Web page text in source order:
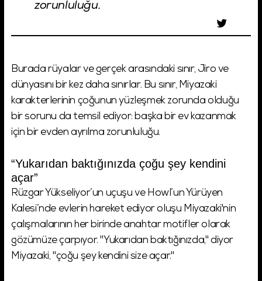
zorunluluğu.
Burada rüyalar ve gerçek arasındaki sınır, Jiro ve
dünyasını bir kez daha sınırlar. Bu sınır, Miyazaki
karakterlerinin çoğunun yüzleşmek zorunda olduğu
bir sorunu da temsil ediyor: başka bir ev kazanmak
için bir evden ayrılma zorunluluğu.
“Yukarıdan baktığınızda çoğu şey kendini
açar”
Rüzgar Yükseliyor’un uçuşu ve Howl’un Yürüyen
Kalesi’nde evlerin hareket ediyor oluşu Miyazaki'nin
çalışmalarının her birinde anahtar motifler olarak
gözümüze çarpıyor. "Yukarıdan baktığınızda," diyor
Miyazaki, "çoğu şey kendini size açar."